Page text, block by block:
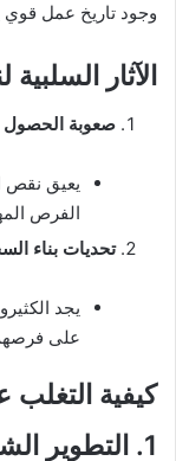
وجود تاريخ عمل قوي
الآثار
صعوبة
يعيق نقص
الفرص
تحديات بناء
يجد
على
كيفية
1.
التطوير